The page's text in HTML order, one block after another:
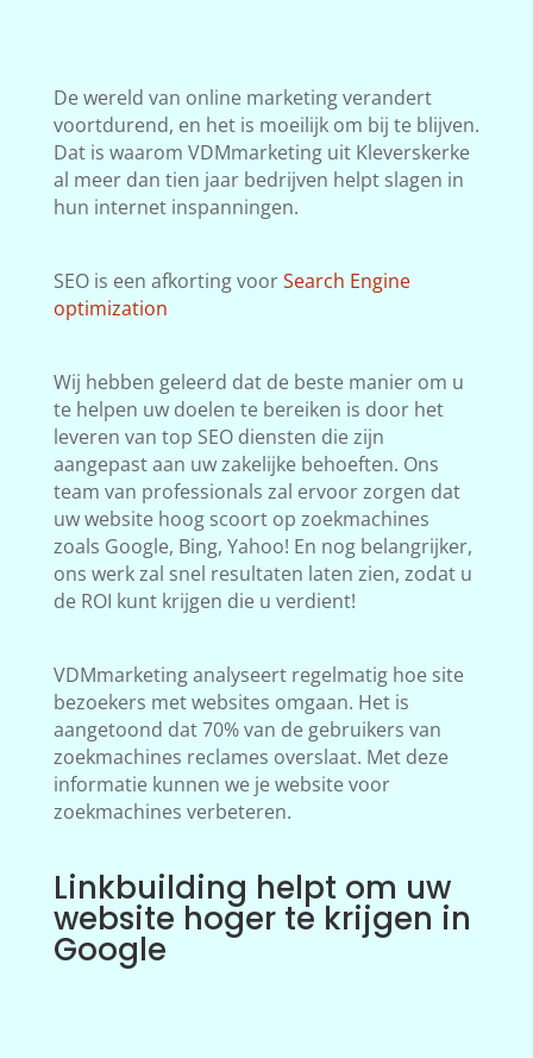
De wereld van online marketing verandert
voortdurend, en het is moeilijk om bij te blijven.
Dat is waarom VDMmarketing uit Kleverskerke
al meer dan tien jaar bedrijven helpt slagen in
hun internet inspanningen.
SEO is een afkorting voorSearch Engine
optimization
Wij hebben geleerd dat de beste manier om u
te helpen uw doelen te bereiken is door het
leveren van top SEO diensten die zijn
aangepast aan uw zakelijke behoeften. Ons
team van professionals zal ervoor zorgen dat
uw website hoog scoort op zoekmachines
zoals Google, Bing, Yahoo! En nog belangrijker,
ons werk zal snel resultaten laten zien, zodat u
de ROI kunt krijgen die u verdient!
VDMmarketing analyseert regelmatig hoe site
bezoekers met websites omgaan. Het is
aangetoond dat 70% van de gebruikers van
zoekmachines reclames overslaat. Met deze
informatie kunnen we je website voor
zoekmachines verbeteren.
Linkbuilding helpt om uw
website hoger te krijgen in
Google